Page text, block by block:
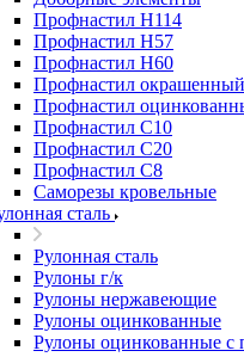
Профнастил Н114
Профнастил Н57
Профнастил Н60
Профнастил окрашенный
Профнастил
Профнастил С10
Профнастил С20
Профнастил С8
Саморезы кровельные
сталь
Рулонная сталь
Рулоны г/к
Рулоны нержавеющие
Рулоны оцинкованные
Рулоны оцинкованные с